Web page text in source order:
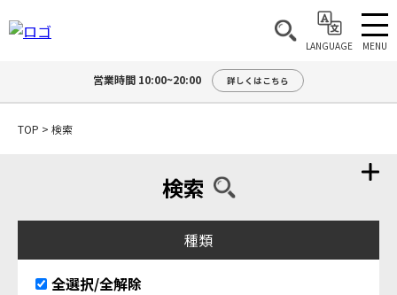
LANGUAGE MENU
営業時間 10:00~20:00 詳しくはこちら
TOP > 検索
検索
種類
全選択/全解除